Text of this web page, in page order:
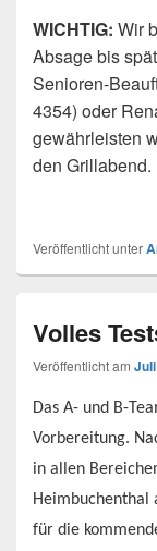
WICHTIG: Wir
Absage bis
Senioren-
4354) oder
gewährleisten
den Grillabend.
Veröffentlicht unter
Volles
Veröffentlicht am
Das A- und B-
Vorbereitung.
in allen
Heimbuchenthal
für die